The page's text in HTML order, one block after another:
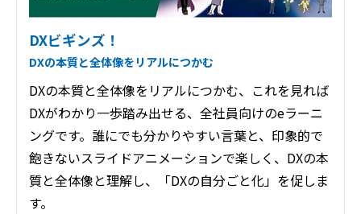
DXビギンズ！
DXの本質と全体像をリアルにつかむ
DXの本質と全体像をリアルにつかむ、これを見れば
DXがわかり一歩踏み出せる、全社員向けのeラーニ
ングです。誰にでも分かりやすい言葉と、印象的で
飽きないスライドアニメーションで楽しく、DXの本
質と全体像と理解し、「DXの自分ごと化」を促しま
す。